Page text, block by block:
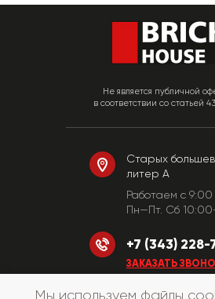
Не является публичной
в соответствии со статьей
Старых
литер А
Работаем c 9:00
Пн—Пт. Сб
+7 (343) 228-
ЗАКАЗАТЬ
Мы используем файлы